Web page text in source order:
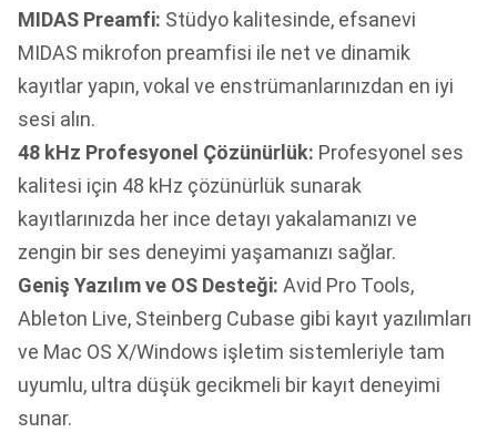
MIDAS Preamfi: Stüdyo kalitesinde, efsanevi
MIDAS mikrofon preamfisi ile net ve dinamik
kayıtlar yapın, vokal ve enstrümanlarınızdan en iyi
sesi alın.
48 kHz Profesyonel Çözünürlük: Profesyonel ses
kalitesi için 48 kHz çözünürlük sunarak
kayıtlarınızda her ince detayı yakalamanızı ve
zengin bir ses deneyimi yaşamanızı sağlar.
Geniş Yazılım ve OS Desteği: Avid Pro Tools,
Ableton Live, Steinberg Cubase gibi kayıt yazılımları
ve Mac OS X/Windows işletim sistemleriyle tam
uyumlu, ultra düşük gecikmeli bir kayıt deneyimi
sunar.